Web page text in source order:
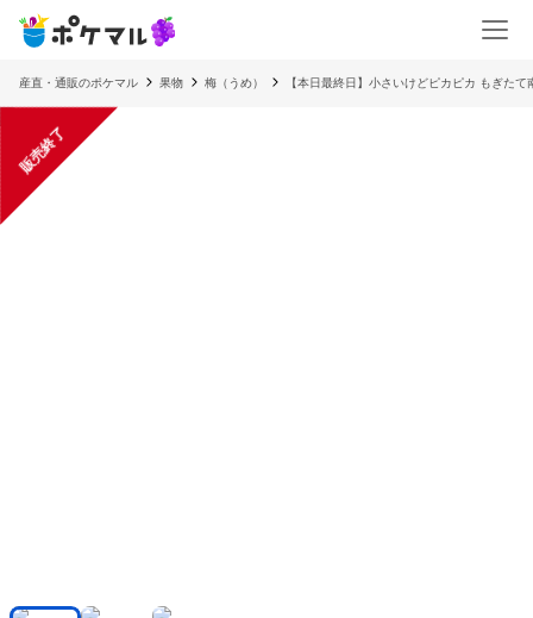
産直・通販のポケマル 果物 梅（うめ） 【本日最終日】小さいけどピカピカ もぎた
販売終了